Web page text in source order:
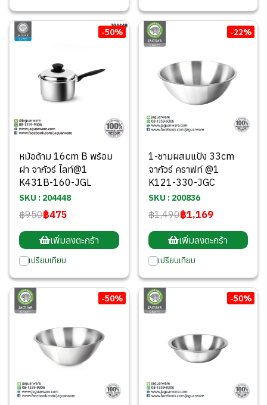
-50%
หม้อด้าม 16cm B พร้อม
ฝา จากัวร์ ไลท์@1
K431B-160-JGL
SKU : 204448
฿950฿475
เพิ่มลงตะกร้า
เปรียบเทียบ
-22%
1-ชามผสมแป้ง 33cm
จากัวร์ คราฟท์ @1
K121-330-JGC
SKU : 200836
฿1,490฿1,169
เพิ่มลงตะกร้า
เปรียบเทียบ
-50% -50%